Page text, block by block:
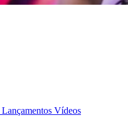
Lançamentos Vídeos